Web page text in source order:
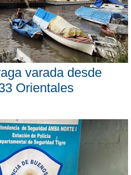
varada desde
Orientales